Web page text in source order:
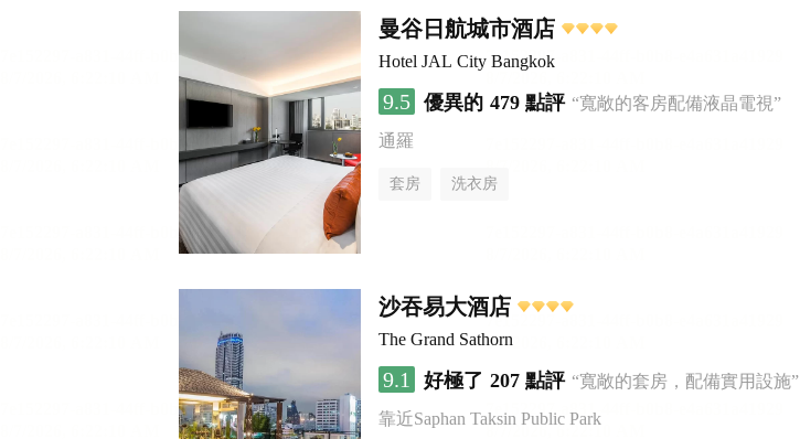
曼谷日航城市酒店
Hotel JAL City Bangkok
9.5 優異的 479 點評 “寬敞的客房配備液晶電視”
通羅
套房 洗衣房
沙吞易大酒店
The Grand Sathorn
9.1 好極了 207 點評 “寬敞的套房，配備實用設施”
靠近Saphan Taksin Public Park